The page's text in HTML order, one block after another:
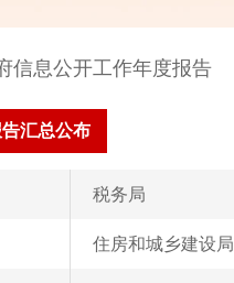
信息公开工作年度报告
汇总公布
税务局
住房和城乡建设局